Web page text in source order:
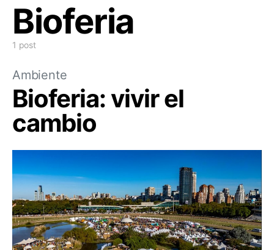
Bioferia
1 post
Ambiente
Bioferia: vivir el
cambio